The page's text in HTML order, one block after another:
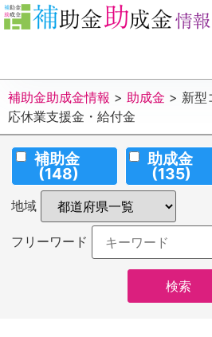
補助金助成金情報 > 助成金 > 新型
応休業支援金・給付金
補助金
(148)
助成金
(135)
地域
フリーワード